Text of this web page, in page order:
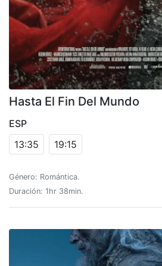
Hasta El Fin Del Mundo
ESP
13:35
19:15
Género: Romántica.
Duración: 1hr 38min.